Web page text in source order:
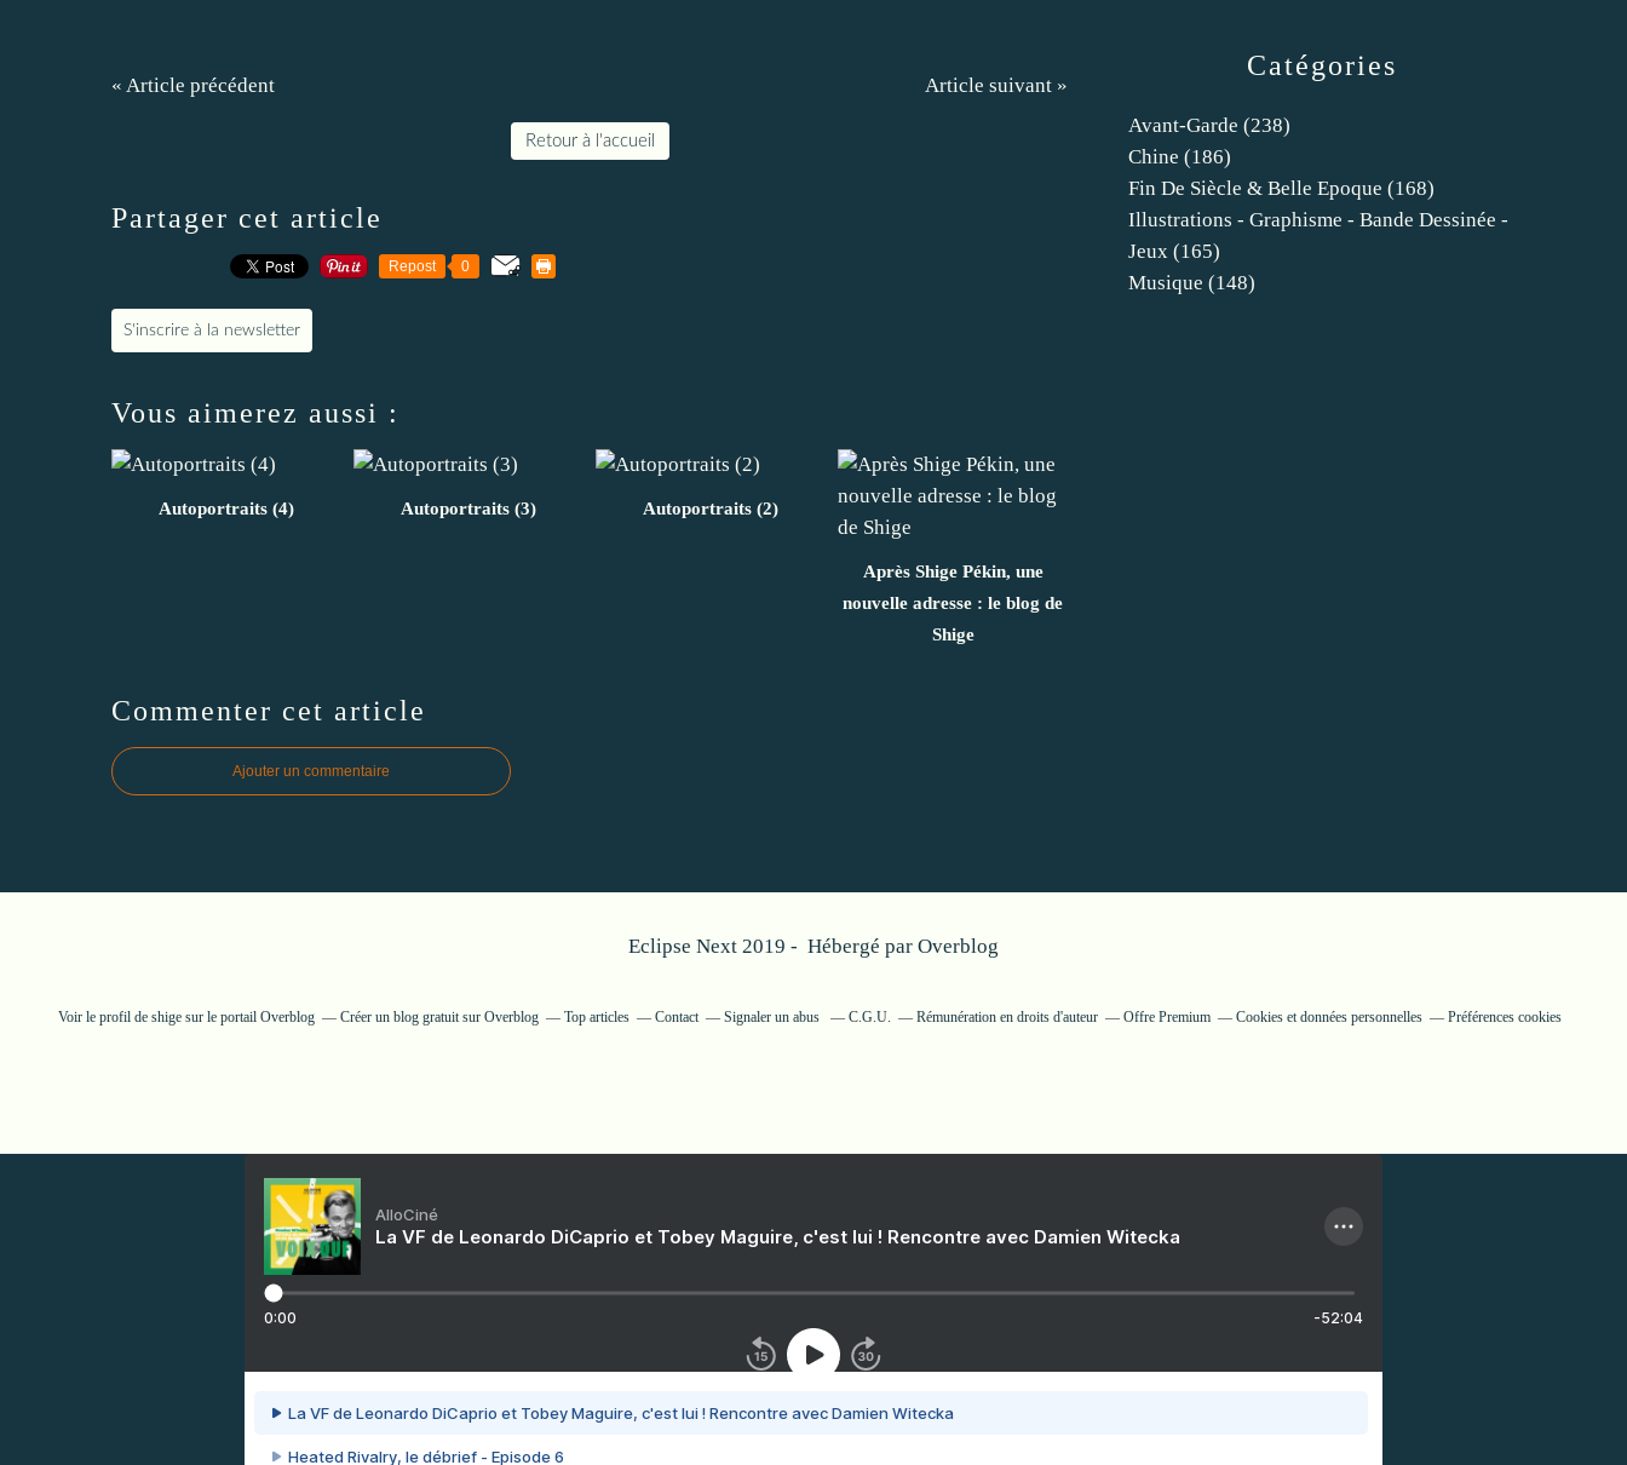
« Article précédent Article suivant »
Retour à l'accueil
Partager cet article
Repost 0
S'inscrire à la newsletter
Vous aimerez aussi :
Autoportraits (4) Autoportraits (3) Autoportraits (2)
Après Shige Pékin, une
nouvelle adresse : le blog de
Shige
Commenter cet article
Ajouter un commentaire
Catégories
Avant-Garde (238)
Chine (186)
Fin De Siècle & Belle Epoque (168)
Illustrations - Graphisme - Bande Dessinée -
Jeux (165)
Musique (148)
Eclipse Next 2019 - Hébergé par Overblog
Voir le profil de shige sur le portail Overblog Créer un blog gratuit sur Overblog Top articles Contact Signaler un abus C.G.U. Rémunération en droits d'auteur Offre Premium Cookies et données personnelles Préférences cookies
AlloCiné
La VF de Leonardo DiCaprio et Tobey Maguire, c'est lui ! Rencontre avec Damien Witecka
0:00 -52:04
La VF de Leonardo DiCaprio et Tobey Maguire, c'est lui ! Rencontre avec Damien Witecka
Heated Rivalry, le débrief - Episode 6